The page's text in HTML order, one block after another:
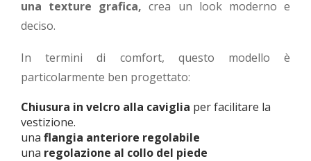
una texture grafica, crea un look moderno e
deciso.
In termini di comfort, questo modello è
particolarmente ben progettato:
Chiusura in velcro alla caviglia per facilitare la
vestizione.
una flangia anteriore regolabile
una regolazione al collo del piede